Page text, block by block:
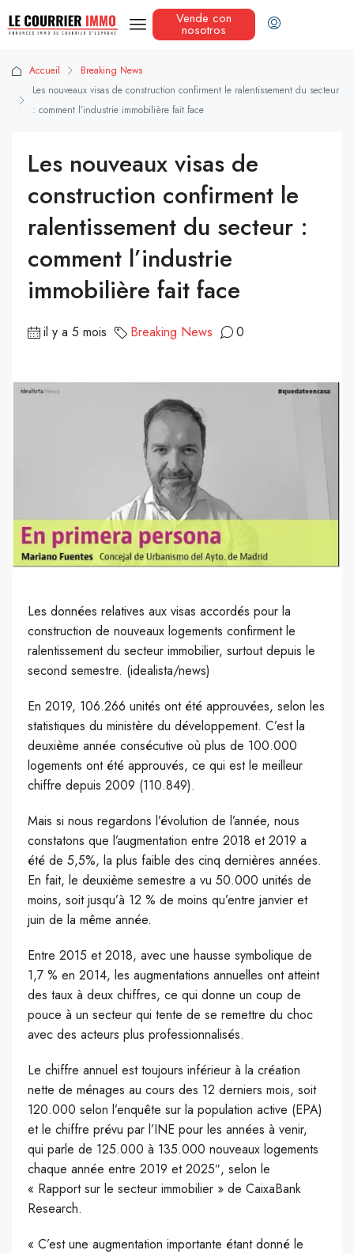
Vende con
nosotros
Accueil
Breaking News
Les nouveaux visas de construction confirment le ralentissement du secteur
: comment l’industrie immobilière fait face
Les nouveaux visas de
construction confirment le
ralentissement du secteur :
comment l’industrie
immobilière fait face
il y a 5 mois Breaking News 0
Les données relatives aux visas accordés pour la
construction de nouveaux logements confirment le
ralentissement du secteur immobilier, surtout depuis le
second semestre. (idealista/news)
En 2019, 106.266 unités ont été approuvées, selon les
statistiques du ministère du développement. C’est la
deuxième année consécutive où plus de 100.000
logements ont été approuvés, ce qui est le meilleur
chiffre depuis 2009 (110.849).
Mais si nous regardons l’évolution de l’année, nous
constatons que l’augmentation entre 2018 et 2019 a
été de 5,5%, la plus faible des cinq dernières années.
En fait, le deuxième semestre a vu 50.000 unités de
moins, soit jusqu’à 12 % de moins qu’entre janvier et
juin de la même année.
Entre 2015 et 2018, avec une hausse symbolique de
1,7 % en 2014, les augmentations annuelles ont atteint
des taux à deux chiffres, ce qui donne un coup de
pouce à un secteur qui tente de se remettre du choc
avec des acteurs plus professionnalisés.
Le chiffre annuel est toujours inférieur à la création
nette de ménages au cours des 12 derniers mois, soit
120.000 selon l’enquête sur la population active (EPA)
et le chiffre prévu par l’INE pour les années à venir,
qui parle de 125.000 à 135.000 nouveaux logements
chaque année entre 2019 et 2025″, selon le
« Rapport sur le secteur immobilier » de CaixaBank
Research.
« C’est une augmentation importante étant donné le